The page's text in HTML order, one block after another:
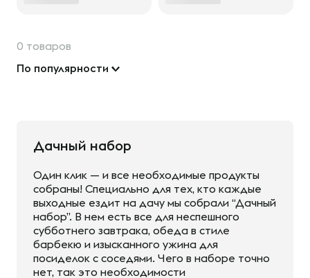
0 товаров
По популярности
Дачный набор
Один клик — и все необходимые продукты
собраны! Специально для тех, кто каждые
выходные ездит на дачу мы собрали “Дачный
набор”. В нем есть все для неспешного
субботнего завтрака, обеда в стиле
барбекю и изысканного ужина для
посиделок с соседями. Чего в наборе точно
нет, так это необходимости